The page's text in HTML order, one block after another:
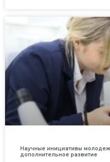
Научные инициативы
дополнительное развитие